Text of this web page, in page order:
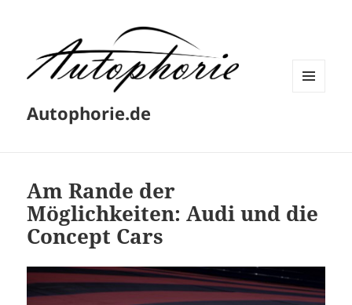
Autophorie.de
Am Rande der
Möglichkeiten: Audi und die
Concept Cars